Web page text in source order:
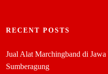
RECENT POSTS
Jual Alat Marchingband di
Sumberagung